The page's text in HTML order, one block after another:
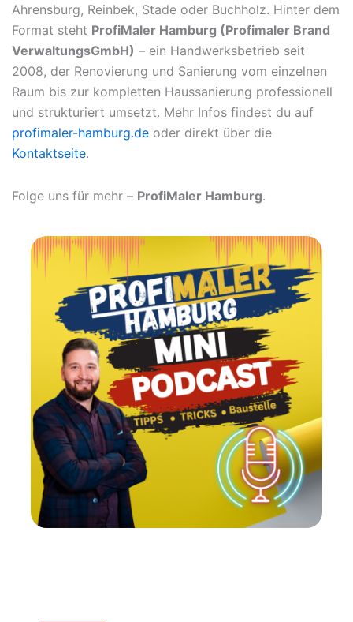
Ahrensburg, Reinbek, Stade oder Buchholz. Hinter dem
Format steht ProfiMaler Hamburg (Profimaler Brand
VerwaltungsGmbH) – ein Handwerksbetrieb seit
2008, der Renovierung und Sanierung vom einzelnen
Raum bis zur kompletten Haussanierung professionell
und strukturiert umsetzt. Mehr Infos findest du auf
profimaler-hamburg.de oder direkt über die
Kontaktseite.
Folge uns für mehr – ProfiMaler Hamburg.